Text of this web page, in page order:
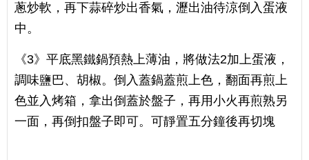
蔥炒軟，再下蒜碎炒出香氣，瀝出油待涼倒入蛋液
中。
《3》平底黑鐵鍋預熱上薄油，將做法2加上蛋液，
調味鹽巴、胡椒。倒入蓋鍋蓋煎上色，翻面再煎上
色並入烤箱，拿出倒蓋於盤子，再用小火再煎熟另
一面，再倒扣盤子即可。可靜置五分鐘後再切塊